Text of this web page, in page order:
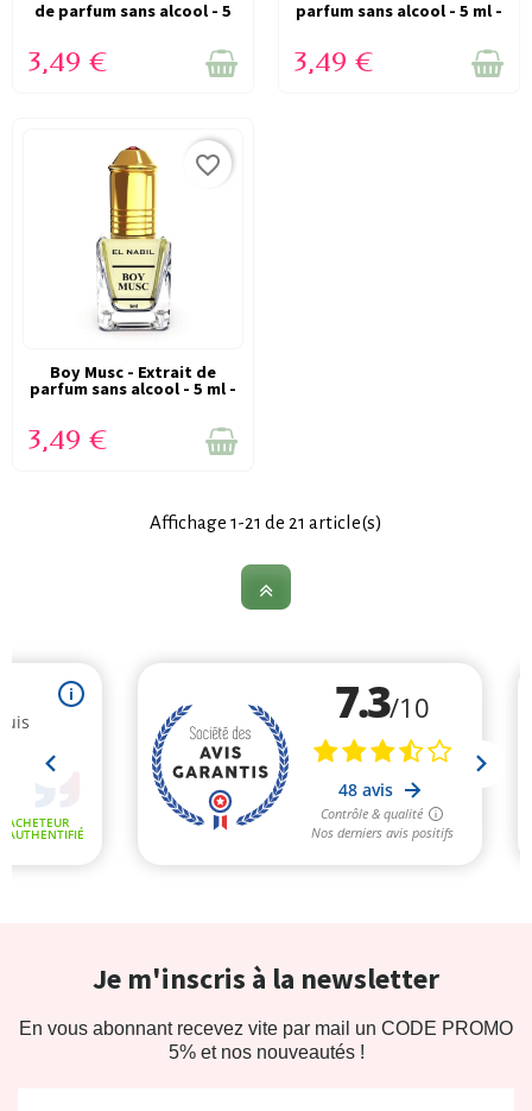
(RUPTURE)
de parfum sans alcool - 5
3,49 €
(RUPTURE)
parfum sans alcool - 5 ml -
3,49 €
VICTIME DE SON SUCCÈS
(RUPTURE)
favorite_border
Boy Musc - Extrait de
parfum sans alcool - 5 ml -
3,49 €
Affichage 1-21 de 21 article(s)
Je m'inscris à la newsletter
En vous abonnant recevez vite par mail un CODE PROMO
5% et nos nouveautés !